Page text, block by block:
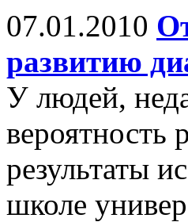
07.01.2010
развитию
У людей,
вероятность
результаты
школе